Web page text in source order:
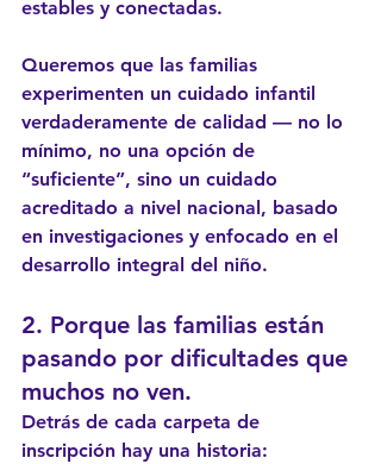
estables y conectadas.
Queremos que las familias
experimenten un cuidado infantil
verdaderamente de calidad — no lo
mínimo, no una opción de
“suficiente”, sino un cuidado
acreditado a nivel nacional, basado
en investigaciones y enfocado en el
desarrollo integral del niño.
2. Porque las familias están
pasando por dificultades que
muchos no ven.
Detrás de cada carpeta de
inscripción hay una historia: